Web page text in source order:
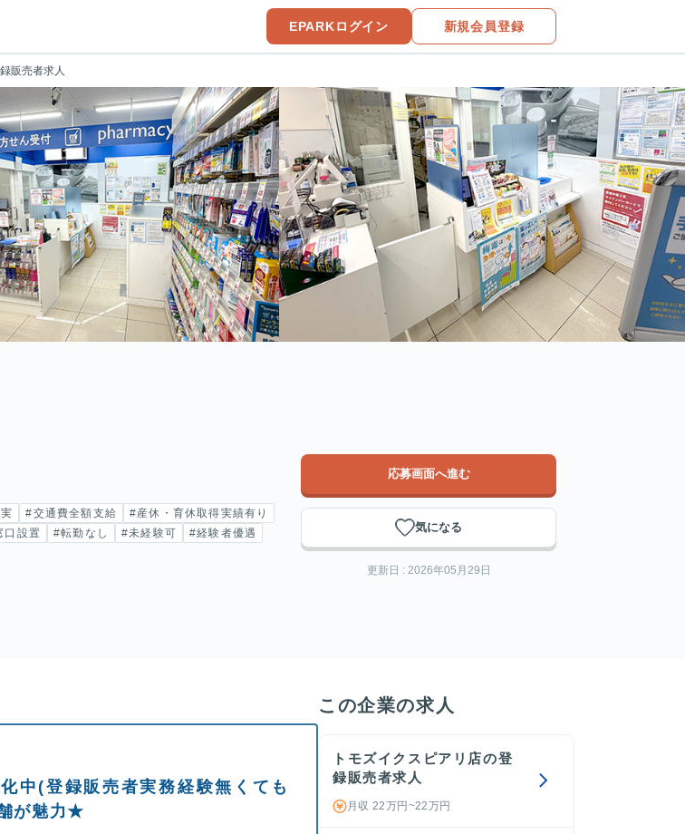
EPARKログイン 新規会員登録
販売者求人
#交通費全額支給
#産休・育休取得実績有り
口設置 #転勤なし #未経験可
#経験者優遇
応募画面へ進む
気になる
更新日 : 2026年05月29日
中(登録販売者実務経験無くても
が魅力★
この企業の求人
トモズイクスピアリ店の登
録販売者求人
月収 22万円~22万円